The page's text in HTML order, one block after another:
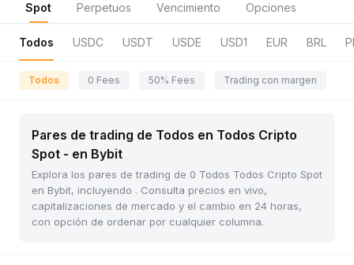
Spot Perpetuos Vencimiento Opciones
Todos USDC USDT USDE USD1 EUR BRL
Todos 0 Fees 50% Fees Trading con margen
Pares de trading de Todos en Todos Cripto
Spot - en Bybit
Explora los pares de trading de 0 Todos Todos Cripto Spot
en Bybit, incluyendo . Consulta precios en vivo,
capitalizaciones de mercado y el cambio en 24 horas,
con opción de ordenar por cualquier columna.